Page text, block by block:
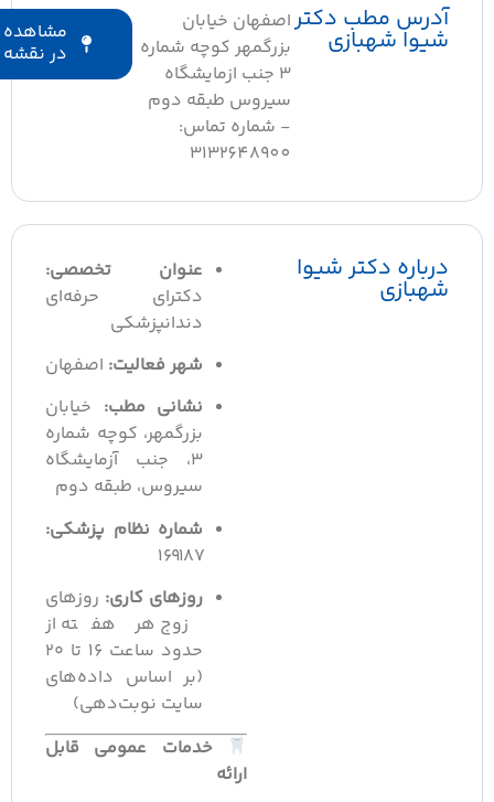
آدرس مطب دکتر
شیوا شهبازی
اصفهان خیابان
بزرگمهر کوچه شماره
۳ جنب ازمایشگاه
سیروس طبقه دوم
- شماره تماس:
3132648900
مشاهده
در نقشه
درباره دکتر شیوا
شهبازی
عنوان تخصصی:
دکترای حرفه‌ای
دندانپزشکی
شهر فعالیت:اصفهان
نشانی مطب:خیابان
بزرگمهر، کوچه شماره
۳، جنب آزمایشگاه
سیروس، طبقه دوم
شماره نظام پزشکی:
۱۶۹۱۸۷
روزهای کاری:روزهای
زوج هر هفته از
حدود ساعت ۱۶ تا ۲۰
(بر اساس داده‌های
سایت نوبت‌دهی)
خدمات عمومی قابل
ارائه